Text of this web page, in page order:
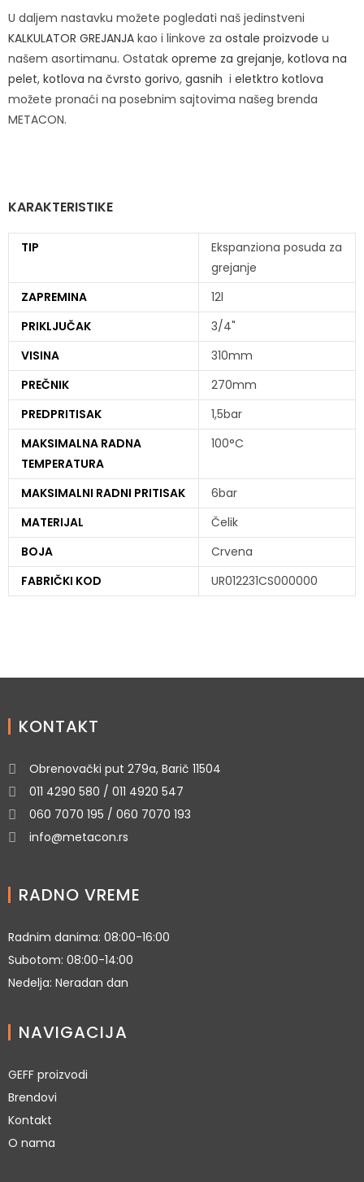
U daljem nastavku možete pogledati naš jedinstveni
KALKULATOR GREJANJA kao i linkove za ostale proizvode u
našem asortimanu. Ostatak opreme za grejanje, kotlova na
pelet, kotlova na čvrsto gorivo, gasnih i eletktro kotlova
možete pronaći na posebnim sajtovima našeg brenda
METACON.
KARAKTERISTIKE
TIP
Ekspanziona posuda za
grejanje
ZAPREMINA
12l
PRIKLJUČAK
3/4"
VISINA
310mm
PREČNIK
270mm
PREDPRITISAK
1,5bar
MAKSIMALNA RADNA
TEMPERATURA
100°C
MAKSIMALNI RADNI PRITISAK
6bar
MATERIJAL
Čelik
BOJA
Crvena
FABRIČKI KOD
UR012231CS000000
KONTAKT
Obrenovački put 279a, Barič 11504
011 4290 580 / 011 4920 547
060 7070 195 / 060 7070 193
info@metacon.rs
RADNO VREME
Radnim danima: 08:00-16:00
Subotom: 08:00-14:00
Nedelja: Neradan dan
NAVIGACIJA
GEFF proizvodi
Brendovi
Kontakt
O nama